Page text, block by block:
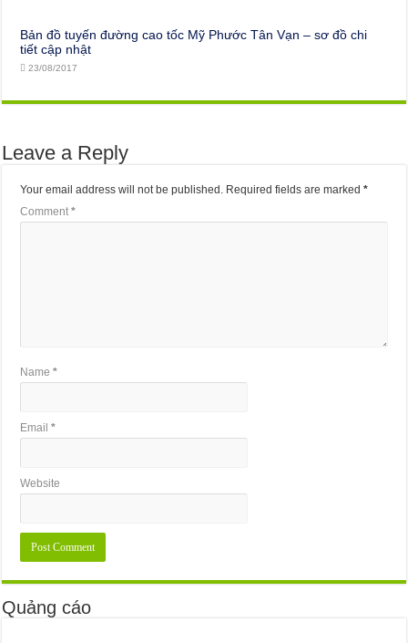
Bản đồ tuyến đường cao tốc Mỹ Phước Tân Vạn – sơ đồ chi
tiết cập nhật
23/08/2017
Leave a Reply
Your email address will not be published. Required fields are marked*
Comment*
Name*
Email*
Website
Quảng cáo